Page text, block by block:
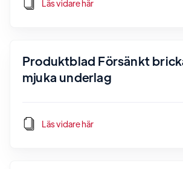
Läs vidare här
Produktblad Försänkt
mjuka underlag
Läs vidare här